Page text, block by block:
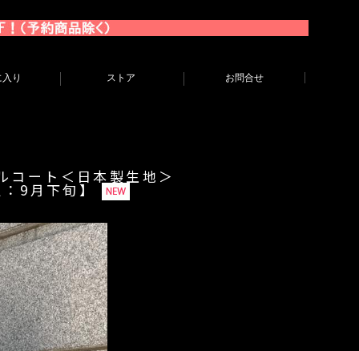
り ストア お問合せ
ート＜日本製生地＞
：9月下旬】